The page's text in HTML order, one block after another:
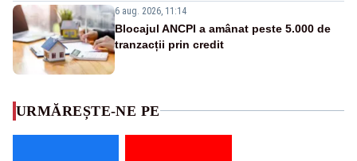
6 aug. 2026, 11:14
Blocajul ANCPI a amânat peste 5.000 de
tranzacții prin credit
URMĂREȘTE-NE PE